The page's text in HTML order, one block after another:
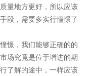
量地方更好，所以应该
段，需要多实行憧憬了
憬，我们能够正确的的
场究竟是位于增进的期
了解的途中，一样应该